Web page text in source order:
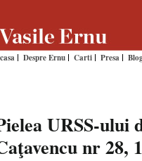
Despre Ernu Carti Presa
URSS-ului
nr 28,